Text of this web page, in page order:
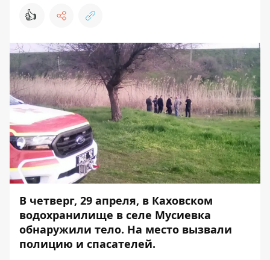
👍
В четверг, 29 апреля, в Каховском
водохранилище в селе Мусиевка
обнаружили тело. На место вызвали
полицию и спасателей.